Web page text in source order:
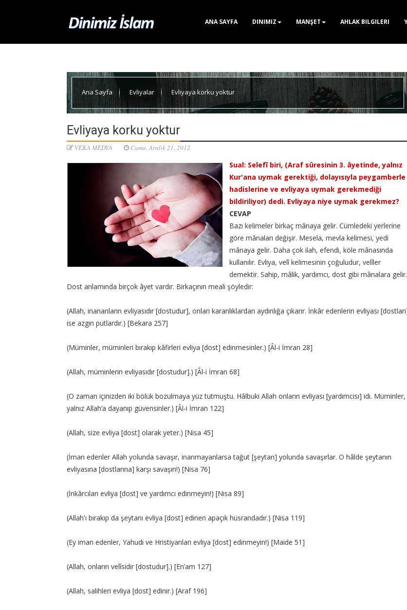
ANA SAYFA DINIMIZ MANŞET AHLAK BILGILERI
Ana Sayfa Evliyalar Evliyaya korku yoktur
Evliyaya korku yoktur
VEKA MEDYA Cuma, Aralık 21, 2012
Sual: Selefî biri, (Araf sûresinin 3. âyetinde, yalnız
Kur'ana uymak gerektiği, dolayısıyla peygamberle
hadislerine ve evliyaya uymak gerekmediği
bildiriliyor) dedi. Evliyaya niye uymak gerekmez?
CEVAP
Bazı kelimeler birkaç mânaya gelir. Cümledeki yerlerine
göre mânaları değişir. Mesela, mevla kelimesi, yedi
mânaya gelir. Daha çok ilah, efendi, köle mânasında
kullanılır. Evliya, velî kelimesinin çoğuludur, velîler
demektir. Sahip, mâlik, yardımcı, dost gibi mânalara gelir.
Dost anlamında birçok âyet vardır. Birkaçının meali şöyledir:
(Allah, inananların evliyasıdır [dostudur], onları karanlıklardan aydınlığa çıkarır. İnkâr edenlerin evliyası
ise azgın putlardır.) [Bekara 257]
(Müminler, müminleri bırakıp kâfirleri evliya [dost] edinmesinler.) [Âl-i İmran 28]
(Allah, müminlerin evliyasıdır [dostudur].) [Âl-i İmran 68]
(O zaman içinizden iki bölük bozulmaya yüz tutmuştu. Hâlbuki Allah onların evliyası [yardımcısı] idi. Müminler,
yalnız Allah’a dayanıp güvensinler.) [Âl-i İmran 122]
(Allah, size evliya [dost] olarak yeter.) [Nisa 45]
(İman edenler Allah yolunda savaşır, inanmayanlarsa tağut [şeytan] yolunda savaşırlar. O hâlde şeytanın
evliyasına [dostlarına] karşı savaşın!) [Nisa 76]
(İnkârcıları evliya [dost] ve yardımcı edinmeyin!) [Nisa 89]
(Allah'ı bırakıp da şeytanı evliya [dost] edinen apaçık hüsrandadır.) [Nisa 119]
(Ey iman edenler, Yahudi ve Hristiyanları evliya [dost] edinmeyin!) [Maide 51]
(Allah, onların velîsidir [dostudur].) [En’am 127]
(Allah, salihleri evliya [dost] edinir.) [Araf 196]